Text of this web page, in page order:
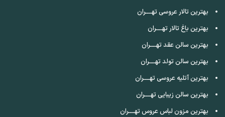
بهترین تالار عروسی تهــــران
بهترین باغ تالار تهــــران
بهترین سالن عقد تهــــران
بهترین سالن تولد تهــــران
بهترین آتلیه عروسی تهــــران
بهترین سالن زیبایی تهــــران
بهترین مزون لباس عروس تهــــران